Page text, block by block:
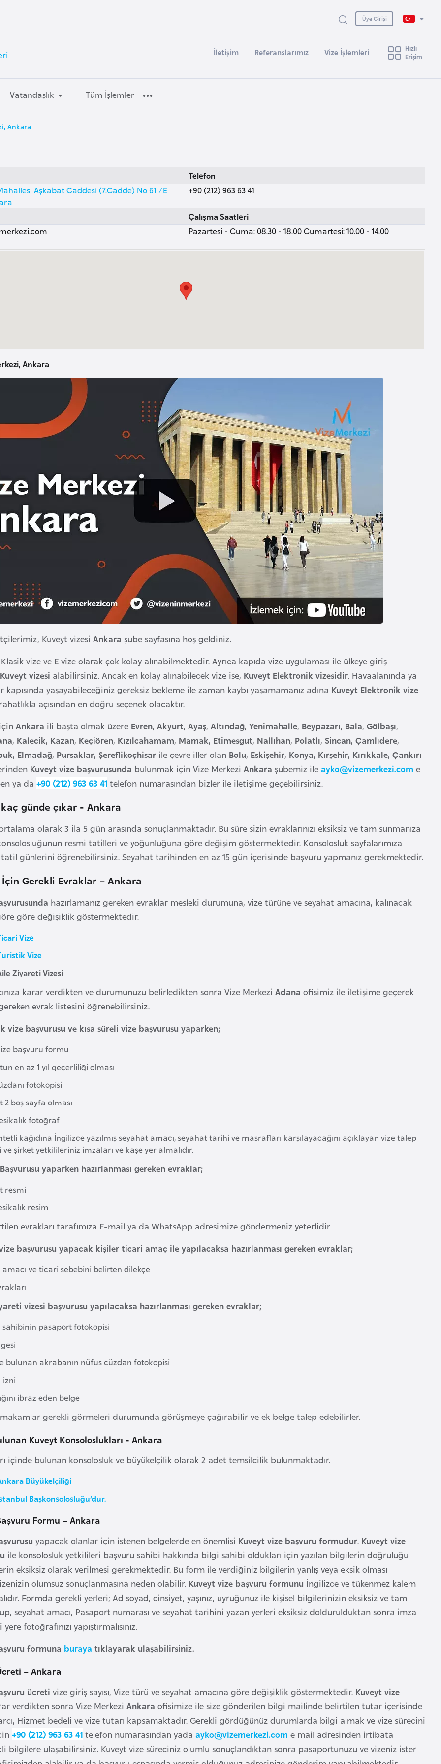
Üye Girişi
İletişim Referanslarımız Vize İşlemleri
Hızlı
Erişim
Vatandaşlık Tüm İşlemler
Ankara
Aşkabat Caddesi (7.Cadde) No 61 /E
Telefon
+90 (212) 963 63 41
Çalışma Saatleri
Pazartesi - Cuma: 08.30 - 18.00 Cumartesi: 10.00 - 14.00
Ankara
Kuveyt vizesi Ankara şube sayfasına hoş geldiniz.
vize ve E vize olarak çok kolay alınabilmektedir. Ayrıca kapıda vize uygulaması ile ülkeye giriş
Kuveyt vizesi alabilirsiniz. Ancak en kolay alınabilecek vize ise, Kuveyt Elektronik vizesidir. Havaalanında ya
kapısında yaşayabileceğiniz gereksiz bekleme ile zaman kaybı yaşamamanız adına Kuveyt Elektronik vize
açısından en doğru seçenek olacaktır.
için Ankara ili başta olmak üzere Evren, Akyurt, Ayaş, Altındağ, Yenimahalle, Beypazarı, Bala, Gölbaşı,
, Kalecik, Kazan, Keçiören, Kızılcahamam, Mamak, Etimesgut, Nallıhan, Polatlı, Sincan, Çamlıdere,
, Elmadağ, Pursaklar, Şereflikoçhisar ile çevre iller olan Bolu, Eskişehir, Konya, Kırşehir, Kırıkkale, Çankırı
Kuveyt vize başvurusunda bulunmak için Vize Merkezi Ankara şubemiz ile ayko@vizemerkezi.com e
ya da +90 (212) 963 63 41 telefon numarasından bizler ile iletişime geçebilirsiniz.
günde çıkar - Ankara
olarak 3 ila 5 gün arasında sonuçlanmaktadır. Bu süre sizin evraklarınızı eksiksiz ve tam sunmanıza
resmi tatilleri ve yoğunluğuna göre değişim göstermektedir. Konsolosluk sayfalarımıza
günlerini öğrenebilirsiniz. Seyahat tarihinden en az 15 gün içerisinde başvuru yapmanız gerekmektedir.
İçin Gerekli Evraklar – Ankara
hazırlamanız gereken evraklar mesleki durumuna, vize türüne ve seyahat amacına, kalınacak
göre değişiklik göstermektedir.
Vize
Vize
Ziyareti Vizesi
karar verdikten ve durumunuzu belirledikten sonra Vize Merkezi Adana ofisimiz ile iletişime geçerek
evrak listesini öğrenebilirsiniz.
vize başvurusu ve kısa süreli vize başvurusu yaparken;
başvuru formu
en az 1 yıl geçerliliği olması
fotokopisi
2 boş sayfa olması
fotoğraf
kağıdına İngilizce yazılmış seyahat amacı, seyahat tarihi ve masrafları karşılayacağını açıklayan vize talep
ve şirket yetkilileriniz imzaları ve kaşe yer almalıdır.
yaparken hazırlanması gereken evraklar;
resmi
resim
evrakları tarafımıza E-mail ya da WhatsApp adresimize göndermeniz yeterlidir.
başvurusu yapacak kişiler ticari amaç ile yapılacaksa hazırlanması gereken evraklar;
amacı ve ticari sebebini belirten dilekçe
vizesi başvurusu yapılacaksa hazırlanması gereken evraklar;
sahibinin pasaport fotokopisi
bulunan akrabanın nüfus cüzdan fotokopisi
izni
ibraz eden belge
gerekli görmeleri durumunda görüşmeye çağırabilir ve ek belge talep edebilirler.
Kuveyt Konsoloslukları - Ankara
içinde bulunan konsolosluk ve büyükelçilik olarak 2 adet temsilcilik bulunmaktadır.
Büyükelçiliği
Başkonsolosluğu’dur.
Formu – Ankara
yapacak olanlar için istenen belgelerde en önemlisi Kuveyt vize başvuru formudur. Kuveyt vize
ile konsolosluk yetkilileri başvuru sahibi hakkında bilgi sahibi oldukları için yazılan bilgilerin doğruluğu
eksiksiz olarak verilmesi gerekmektedir. Bu form ile verdiğiniz bilgilerin yanlış veya eksik olması
olumsuz sonuçlanmasına neden olabilir. Kuveyt vize başvuru formunu İngilizce ve tükenmez kalem
Formda gerekli yerleri; Ad soyad, cinsiyet, yaşınız, uyruğunuz ile kişisel bilgilerinizin eksiksiz ve tam
seyahat amacı, Pasaport numarası ve seyahat tarihini yazan yerleri eksiksiz doldurulduktan sonra imza
fotoğrafınızı yapıştırmalısınız.
formuna buraya tıklayarak ulaşabilirsiniz.
– Ankara
ücreti vize giriş sayısı, Vize türü ve seyahat amacına göre değişiklik göstermektedir. Kuveyt vize
verdikten sonra Vize Merkezi Ankara ofisimize ile size gönderilen bilgi mailinde belirtilen tutar içerisinde
Hizmet bedeli ve vize tutarı kapsamaktadır. Gerekli gördüğünüz durumlarda bilgi almak ve vize sürecini
+90 (212) 963 63 41 telefon numarasından yada ayko@vizemerkezi.com e mail adresinden irtibata
bilgilere ulaşabilirsiniz. Kuveyt vize süreciniz olumlu sonuçlandıktan sonra pasaportunuzu ve vizeniz ister